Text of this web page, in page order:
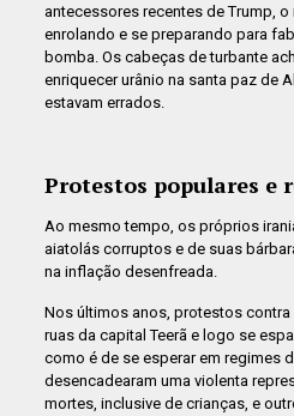
antecessores recentes de Trump,
enrolando e se preparando para
bomba. Os cabeças de turbante
enriquecer urânio na santa paz de
estavam errados.
Protestos populares e
Ao mesmo tempo, os próprios
aiatolás corruptos e de suas
na inflação desenfreada.
Nos últimos anos, protestos
ruas da capital Teerã e logo se
como é de se esperar em regimes
desencadearam uma violenta
mortes, inclusive de crianças, e